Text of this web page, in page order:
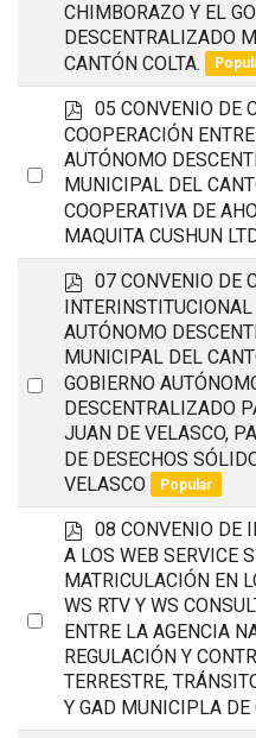
CHIMBORAZO Y EL
DESCENTRALIZADO
CANTÓN COLTA.
Select
p
d
f
05 CONVENIO DE
COOPERACIÓN
AUTÓNOMO
MUNICIPAL DEL
COOPERATIVA DE
MAQUITA CUSHUN
Select
p
d
f
07 CONVENIO DE
AUTÓNOMO
MUNICIPAL DEL
GOBIERNO
DESCENTRALIZADO
JUAN DE VELASCO,
DE DESECHOS
VELASCO
Popular
Select
p
d
f
08 CONVENIO DE
A LOS WEB SERVICE
MATRICULACIÓN EN
WS RTV Y WS
ENTRE LA AGENCIA
REGULACIÓN Y
TERRESTRE,
Y GAD MUNICIPLA DE